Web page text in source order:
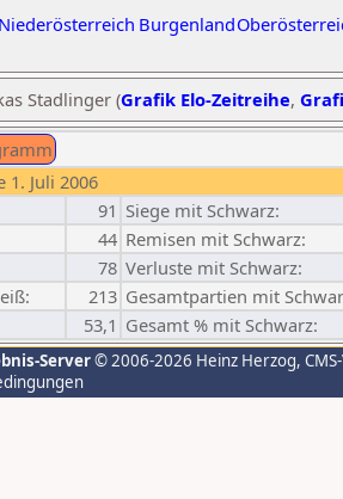
Niederösterreich Burgenland
Stadlinger (Grafik Elo-Zeitreihe,
1. Juli 2006
91 Siege mit Schwarz:
44 Remisen mit Schwarz:
78 Verluste mit Schwarz:
213 Gesamtpartien mit
53,1 Gesamt % mit Schwarz:
Server© 2006-2026 Heinz Herzog,